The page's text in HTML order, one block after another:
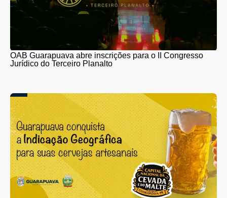
OAB Guarapuava abre inscrições para o II Congresso
Jurídico do Terceiro Planalto